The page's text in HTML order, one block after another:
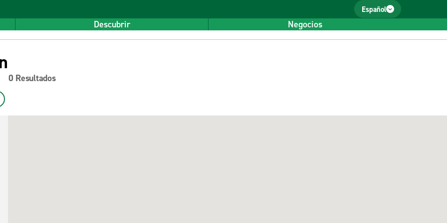
Español
Descubrir Negocios
0 Resultados